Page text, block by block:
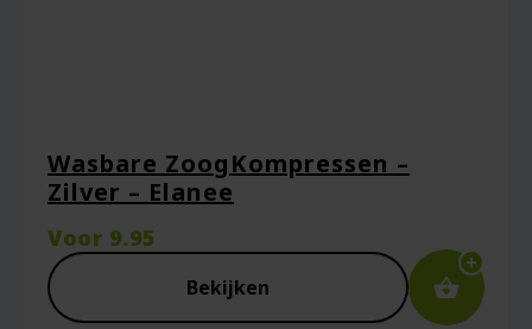
Wasbare ZoogKompressen –
Zilver – Elanee
Voor 9.95
Bekijken